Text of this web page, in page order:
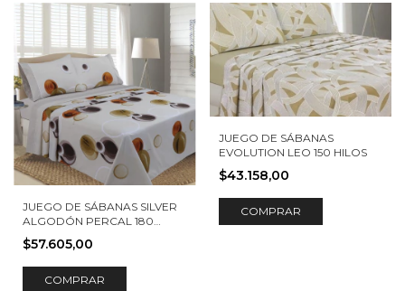
JUEGO DE SÁBANAS SILVER
ALGODÓN PERCAL 180
HILOS DANUBIO
$57.605,00
COMPRAR
JUEGO DE SÁBANAS
EVOLUTION LEO 150 HILOS
$43.158,00
COMPRAR